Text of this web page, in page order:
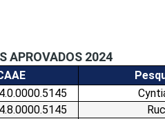
Pesquisa e
Extensão
APROVADOS 2024